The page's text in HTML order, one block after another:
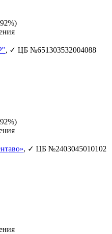
, ✓ ЦБ №651303532004088
, ✓ ЦБ №2403045010102